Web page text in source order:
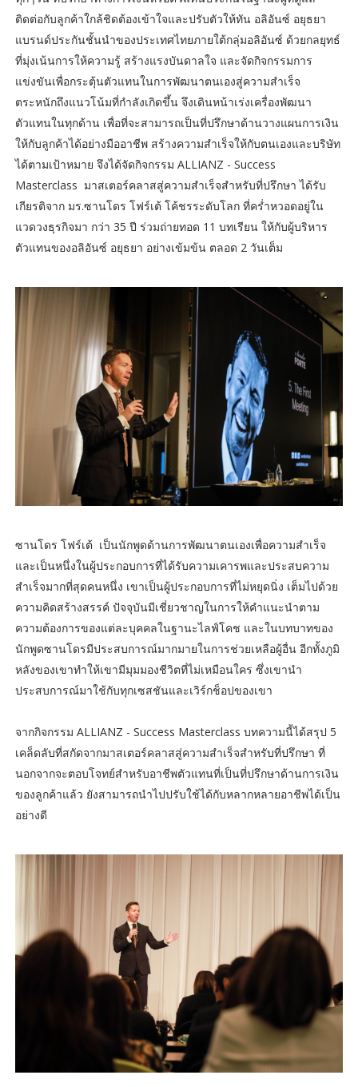
ติดต่อกับลูกค้าใกล้ชิดต้องเข้าใจและปรับตัวให้ทัน อลิอันซ์ อยุธยา
แบรนด์ประกันชั้นนำของประเทศไทยภายใต้กลุ่มอลิอันซ์ ด้วยกลยุทธ์
ที่มุ่งเน้นการให้ความรู้ สร้างแรงบันดาลใจ และจัดกิจกรรมการ
แข่งขันเพื่อกระตุ้นตัวแทนในการพัฒนาตนเองสู่ความสำเร็จ
ตระหนักถึงแนวโน้มที่กำลังเกิดขึ้น จึงเดินหน้าเร่งเครื่องพัฒนา
ตัวแทนในทุกด้าน เพื่อที่จะสามารถเป็นที่ปรึกษาด้านวางแผนการเงิน
ให้กับลูกค้าได้อย่างมืออาชีพ สร้างความสำเร็จให้กับตนเองและบริษัท
ได้ตามเป้าหมาย จึงได้จัดกิจกรรม ALLIANZ - Success
Masterclass มาสเตอร์คลาสสู่ความสำเร็จสำหรับที่ปรึกษา ได้รับ
เกียรติจาก มร.ซานโดร โฟร์เต้ โค้ชรระดับโลก ที่คร่ำหวอดอยู่ใน
แวดวงธุรกิจมา กว่า 35 ปี ร่วมถ่ายทอด 11 บทเรียน ให้กับผู้บริหาร
ตัวแทนของอลิอันซ์ อยุธยา อย่างเข้มข้น ตลอด 2 วันเต็ม
ซานโดร โฟร์เต้ เป็นนักพูดด้านการพัฒนาตนเองเพื่อความสำเร็จ
และเป็นหนึ่งในผู้ประกอบการที่ได้รับความเคารพและประสบความ
สำเร็จมากที่สุดคนหนึ่ง เขาเป็นผู้ประกอบการที่ไม่หยุดนิ่ง เต็มไปด้วย
ความคิดสร้างสรรค์ ปัจจุบันมีเชี่ยวชาญในการให้คำแนะนำตาม
ความต้องการของแต่ละบุคคลในฐานะไลฟ์โคช และในบทบาทของ
นักพูดซานโดรมีประสบการณ์มากมายในการช่วยเหลือผู้อื่น อีกทั้งภูมิ
หลังของเขาทำให้เขามีมุมมองชีวิตที่ไม่เหมือนใคร ซึ่งเขานำ
ประสบการณ์มาใช้กับทุกเซสชันและเวิร์กช็อปของเขา
จากกิจกรรม ALLIANZ - Success Masterclass บทความนี้ได้สรุป 5
เคล็ดลับที่สกัดจากมาสเตอร์คลาสสู่ความสำเร็จสำหรับที่ปรึกษา ที่
นอกจากจะตอบโจทย์สำหรับอาชีพตัวแทนที่เป็นที่ปรึกษาด้านการเงิน
ของลูกค้าแล้ว ยังสามารถนำไปปรับใช้ได้กับหลากหลายอาชีพได้เป็น
อย่างดี